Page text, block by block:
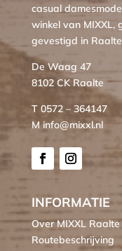
casual
winkel van MIXXL,
gevestigd in
De Waag 47
8102 CK Raalte
T 0572 – 364147
M info@mixxl.nl
INFORMATIE
Over MIXXL Raalte
Routebeschrijving